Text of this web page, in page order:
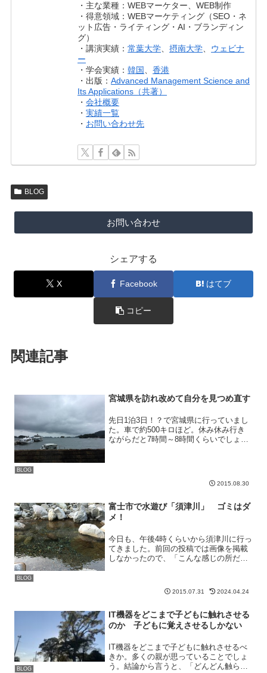
・主な業種：WEBマーケター、WEB制作
・得意領域：WEBマーケティング（SEO・ネ
ット広告・ライティング・AI・ブランディン
グ）
・講演実績：常葉大学 、摂南大学
ウェビナ
ー
・学会実績：韓国 、香港
・出版：Advanced Management Science and
Its Applications（共著）
・会社概要
・実績一覧
・ お問い合わせ先
BLOG
お問い合わせ
シェアする
X Facebook はてブ
コピー
関連記事
BLOG
宮城県を訪れ改めて自分を見つめ直す
先日1泊3日！？で宮城県に行っていまし
た。車で約500キロほど。休み休み行き
ながらだと7時間～8時間くらいでしょう
2015.08.30
BLOG
富士市で水遊び「須津川」 ゴミはダ
メ！
今日も、午後4時くらいから須津川に行っ
てきました。前回の投稿では画像を掲載
しなかったので、「こんな感じの所だ
ず、須津川はこんな感じの所です。今回
行ってきたのは、上流まで行か...
2015.07.31 2024.04.24
BLOG
IT機器をどこまで子どもに触れさせる
のか 子どもに覚えさせるしかない
IT機器をどこまで子どもに触れさせるべ
きか。多くの親が思っていることでしょ
う。結論から言うと、「どんどん触らせ